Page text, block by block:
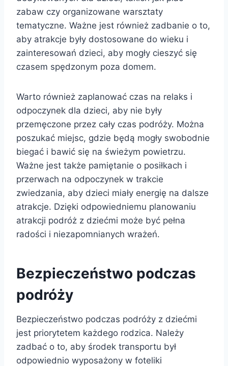
zabaw czy organizowane warsztaty
tematyczne. Ważne jest również zadbanie o to,
aby atrakcje były dostosowane do wieku i
zainteresowań dzieci, aby mogły cieszyć się
czasem spędzonym poza domem.
Warto również zaplanować czas na relaks i
odpoczynek dla dzieci, aby nie były
przemęczone przez cały czas podróży. Można
poszukać miejsc, gdzie będą mogły swobodnie
biegać i bawić się na świeżym powietrzu.
Ważne jest także pamiętanie o posiłkach i
przerwach na odpoczynek w trakcie
zwiedzania, aby dzieci miały energię na dalsze
atrakcje. Dzięki odpowiedniemu planowaniu
atrakcji podróż z dziećmi może być pełna
radości i niezapomnianych wrażeń.
Bezpieczeństwo podczas
podróży
Bezpieczeństwo podczas podróży z dziećmi
jest priorytetem każdego rodzica. Należy
zadbać o to, aby środek transportu był
odpowiednio wyposażony w foteliki